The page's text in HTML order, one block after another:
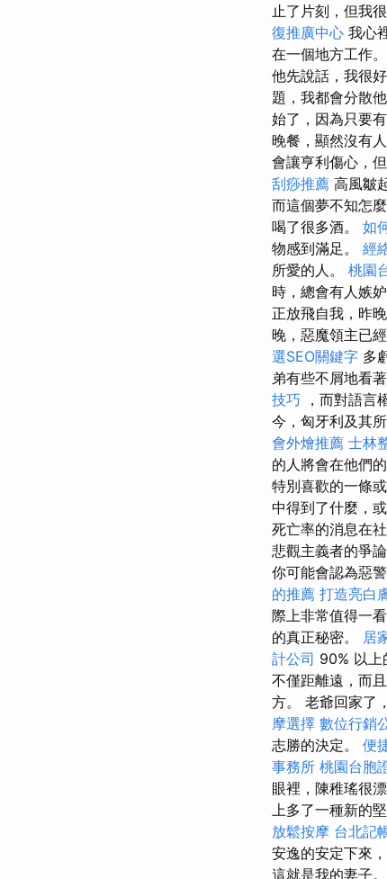
止了片刻，但我
復推廣中心 我心
在一個地方工作。
他先說話，我很
題，我都會分散
始了，因為只要
晚餐，顯然沒有
會讓亨利傷心，
刮痧推薦 高風皺
而這個夢不知怎
喝了很多酒。 如
物感到滿足。 經
所愛的人。 桃園
時，總會有人嫉妒
正放飛自我，昨
晚，惡魔領主已
選SEO關鍵字 多
弟有些不屑地看
技巧 ，而對語言
今，匈牙利及其
會外燴推薦 士林
的人將會在他們
特別喜歡的一條
中得到了什麼，
死亡率的消息在
悲觀主義者的爭
你可能會認為惡
的推薦 打造亮白
際上非常值得一看
的真正秘密。 居
計公司 90% 以上
不僅距離遠，而
方。 老爺回家了
摩選擇 數位行銷
志勝的決定。 便
事務所 桃園台胞
眼裡，陳稚瑤很
上多了一種新的
放鬆按摩 台北記
安逸的安定下來
這就是我的妻子。